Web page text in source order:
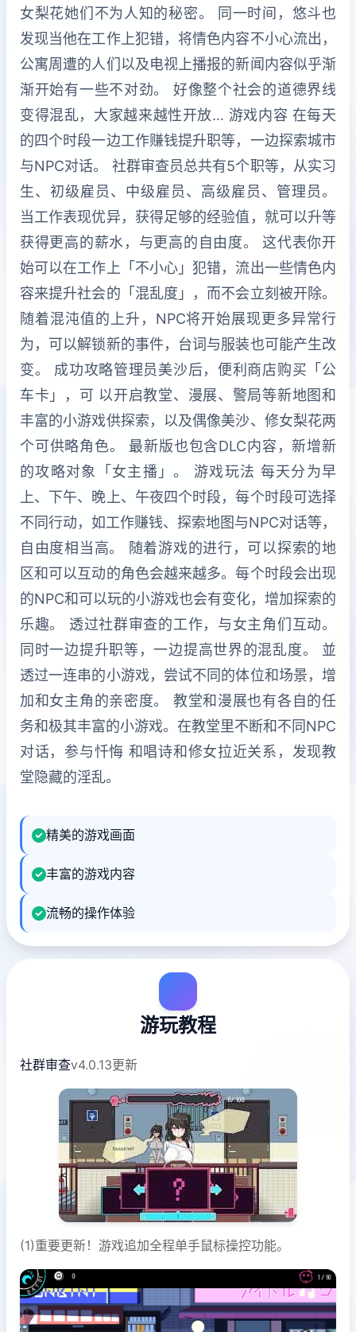
女梨花她们不为人知的秘密。 同一时间，悠斗也
发现当他在工作上犯错，将情色内容不小心流出，
公寓周遭的人们以及电视上播报的新闻内容似乎渐
渐开始有一些不对劲。 好像整个社会的道德界线
变得混乱，大家越来越性开放… 游戏内容 在每天
的四个时段一边工作赚钱提升职等，一边探索城市
与NPC对话。 社群审查员总共有5个职等，从实习
生、初级雇员、中级雇员、高级雇员、管理员。
当工作表现优异，获得足够的经验值，就可以升等
获得更高的薪水，与更高的自由度。 这代表你开
始可以在工作上「不小心」犯错，流出一些情色内
容来提升社会的「混乱度」，而不会立刻被开除。
随着混沌值的上升，NPC将开始展现更多异常行
为，可以解锁新的事件，台词与服装也可能产生改
变。 成功攻略管理员美沙后，便利商店购买「公
车卡」，可 以开启教堂、漫展、警局等新地图和
丰富的小游戏供探索，以及偶像美沙、修女梨花两
个可供略角色。 最新版也包含DLC内容，新增新
的攻略对象「女主播」。 游戏玩法 每天分为早
上、下午、晚上、午夜四个时段，每个时段可选择
不同行动，如工作赚钱、探索地图与NPC对话等，
自由度相当高。 随着游戏的进行，可以探索的地
区和可以互动的角色会越来越多。每个时段会出现
的NPC和可以玩的小游戏也会有变化，增加探索的
乐趣。 透过社群审查的工作，与女主角们互动。
同时一边提升职等，一边提高世界的混乱度。 並
透过一连串的小游戏，尝试不同的体位和场景，增
加和女主角的亲密度。 教堂和漫展也有各自的任
务和极其丰富的小游戏。在教堂里不断和不同NPC
对话，参与忏悔 和唱诗和修女拉近关系，发现教
堂隐藏的淫乱。
精美的游戏画面
丰富的游戏内容
流畅的操作体验
游玩教程
社群审查v4.0.13更新
(1)重要更新！游戏追加全程单手鼠标操控功能。